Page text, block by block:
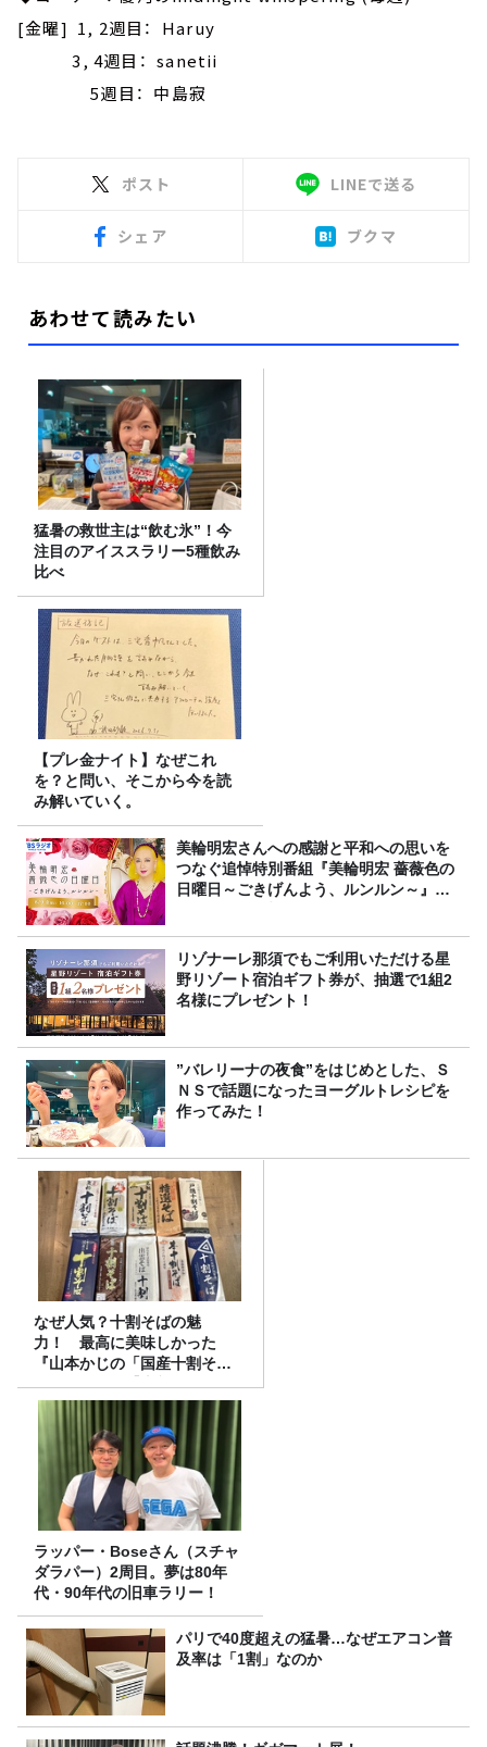
[金曜] 1, 2週目： Haruy
3, 4週目： sanetii
5週目： 中島寂
ポスト LINEで送る
シェア ブクマ
あわせて読みたい
猛暑の救世主は“飲む氷”！今
注目のアイススラリー5種飲み
比べ
【プレ金ナイト】なぜこれ
を？と問い、そこから今を読
み解いていく。
美輪明宏さんへの感謝と平和への思いを
つなぐ追悼特別番組『美輪明宏 薔薇色の
日曜日～ごきげんよう、ルンルン～』
リゾナーレ那須でもご利用いただける星
野リゾート宿泊ギフト券が、抽選で1組2
名様にプレゼント！
”バレリーナの夜食”をはじめとした、Ｓ
ＮＳで話題になったヨーグルトレシピを
作ってみた！
なぜ人気？十割そばの魅
力！ 最高に美味しかった
『山本かじの「国産十割そ
ば」』とは？【十割そば10種
食べ比べ】
ラッパー・Boseさん（スチャ
ダラパー）2周目。夢は80年
代・90年代の旧車ラリー！
パリで40度超えの猛暑…なぜエアコン普
及率は「1割」なのか